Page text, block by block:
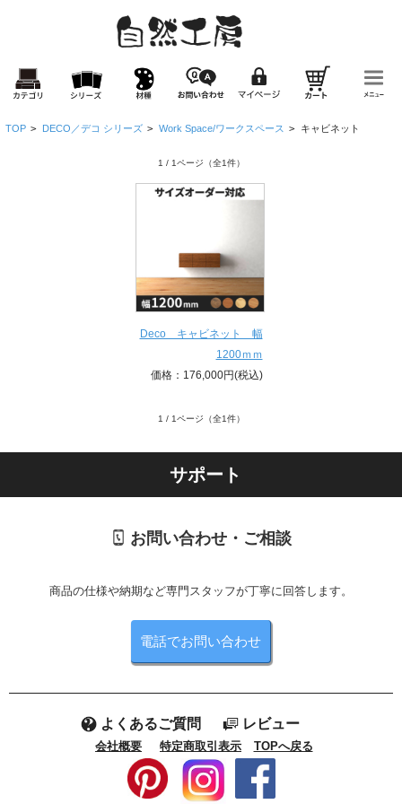
TOP > DECO／デコ シリーズ > Work Space/ワークスペース > キャビネット
1 / 1ページ （全1件）
Deco キャビネット 幅
1200ｍｍ
価格：176,000円(税込)
1 / 1ページ （全1件）
サポート
お問い合わせ・ご相談
商品の仕様や納期など専門スタッフが丁寧に回答します。
電話でお問い合わせ
よくあるご質問 レビュー
会社概要 特定商取引表示 TOPへ戻る